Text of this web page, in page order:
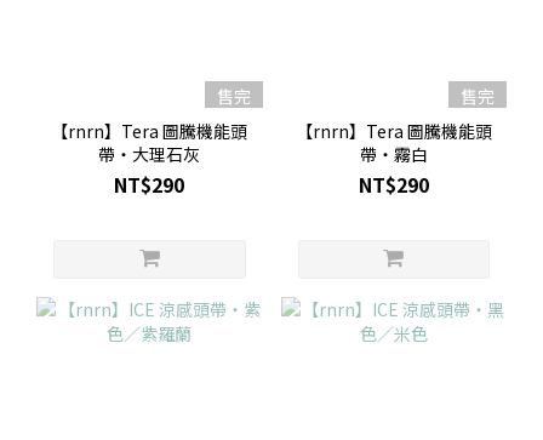
售完
【rnrn】Tera 圖騰機能頭
帶・大理石灰
NT$290
售完
【rnrn】Tera 圖騰機能頭
帶・霧白
NT$290